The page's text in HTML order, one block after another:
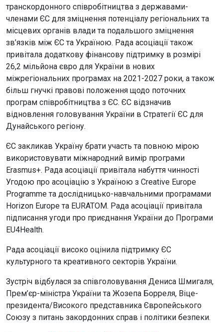
транскордонного співробітництва з державами-
членами ЄС для зміцнення потенціалу регіональних та
місцевих органів влади та подальшого зміцнення
зв’язків між ЄС та Україною. Рада асоціації також
привітала додаткову фінансову підтримку в розмірі
26,2 мільйона євро для України в нових
міжрегіональних програмах на 2021-2027 роки, а також
більш гнучкі правові положення щодо поточних
програм співробітництва з ЄС. ЄС відзначив
відновлення головування України в Стратегії ЄС для
Дунайського регіону.
ЄС закликав Україну брати участь та повною мірою
використовувати міжнародний вимір програми
Erasmus+. Рада асоціації привітала набуття чинності
Угодою про асоціацію з Україною з Creative Europe
Programme та дослідницько-навчальними програмами
Horizon Europe та EURATOM. Рада асоціації привітала
підписання угоди про приєднання України до Програми
EU4Health.
Рада асоціації високо оцінила підтримку ЄС
культурного та креативного секторів України.
Зустріч відбулася за співголовування Дениса Шмигаля,
Прем’єр-міністра України та Жозепа Борреля, Віце-
президента/Високого представника Європейського
Союзу з питань закордонних справ і політики безпеки.